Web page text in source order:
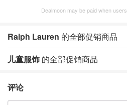
Dealmoon may be paid when
Ralph Lauren 的全部促销商品
儿童服饰 的全部促销商品
评论